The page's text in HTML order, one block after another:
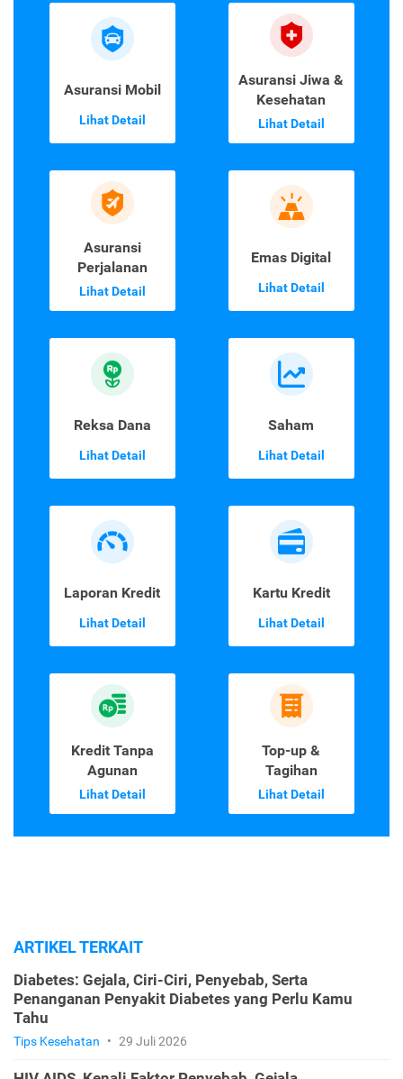
Asuransi Mobil
Lihat Detail
Asuransi Jiwa &
Kesehatan
Lihat Detail
Asuransi
Perjalanan
Lihat Detail
Emas Digital
Lihat Detail
Reksa Dana
Lihat Detail
Saham
Lihat Detail
Laporan Kredit
Lihat Detail
Kartu Kredit
Lihat Detail
Kredit Tanpa
Agunan
Lihat Detail
Top-up &
Tagihan
Lihat Detail
ARTIKEL TERKAIT
Diabetes: Gejala, Ciri-Ciri, Penyebab, Serta
Penanganan Penyakit Diabetes yang Perlu Kamu
Tahu
Tips Kesehatan • 29 Juli 2026